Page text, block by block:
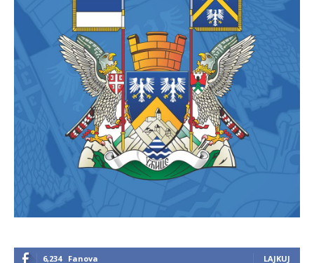
6,234 Fanova LAJKUJ